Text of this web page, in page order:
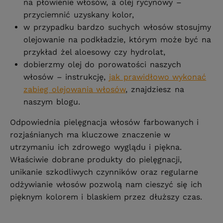
na płowienie włosów, a olej rycynowy –
przyciemnić uzyskany kolor,
w przypadku bardzo suchych włosów stosujmy
olejowanie na podkładzie, którym może być na
przykład żel aloesowy czy hydrolat,
dobierzmy olej do porowatości naszych
włosów – instrukcję, jak prawidłowo wykonać
zabieg olejowania włosów, znajdziesz na
naszym blogu.
Odpowiednia pielęgnacja włosów farbowanych i
rozjaśnianych ma kluczowe znaczenie w
utrzymaniu ich zdrowego wyglądu i piękna.
Właściwie dobrane produkty do pielęgnacji,
unikanie szkodliwych czynników oraz regularne
odżywianie włosów pozwolą nam cieszyć się ich
pięknym kolorem i blaskiem przez dłuższy czas.